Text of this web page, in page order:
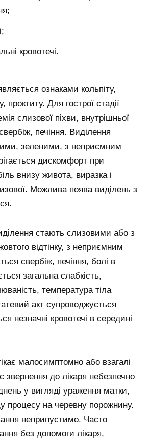
кровотечі.
ознаками кольпіту,
проктиту. Для гострої стадії
слизової піхви, внутрішньої
печіння. Виділення
зеленими, з неприємним
дискомфорт при
внизу живота, виразка і
Можлива поява виділень з
стають слизовими або з
відтінку, з неприємним
свербіж, печіння, болі в
загальна слабкість,
температура тіла
акт супроводжується
незначні кровотечі в середині
малосимптомно або взагалі
звернення до лікаря небезпечно
у вигляді ураження матки,
процесу на черевну порожнину.
неприпустимо. Часто
без допомоги лікаря,